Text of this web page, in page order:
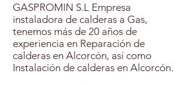
GASPROMIN S.L Empresa
instaladora de calderas a Gas,
tenemos más de 20 años de
experiencia en Reparación de
calderas en Alcorcón, así como
Instalación de calderas en Alcorcón.